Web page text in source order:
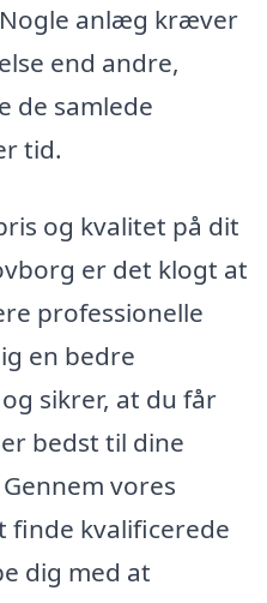
Nogle anlæg kræver
end andre,
de samlede
tid.
og kvalitet på dit
er det klogt at
professionelle
en bedre
sikrer, at du får
bedst til dine
vores
finde kvalificerede
dig med at